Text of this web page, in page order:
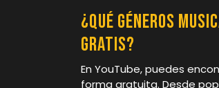
¿Qué géneros
gratis?
En YouTube, puedes
forma gratuita. Desde